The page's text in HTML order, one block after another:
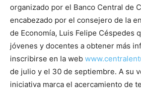
organizado por el Banco Central de
encabezado por el consejero de la
de Economía, Luis Felipe Céspedes
jóvenes y docentes a obtener más
inscribirse en la web
de julio y el 30 de septiembre. A su
iniciativa marca el acercamiento de